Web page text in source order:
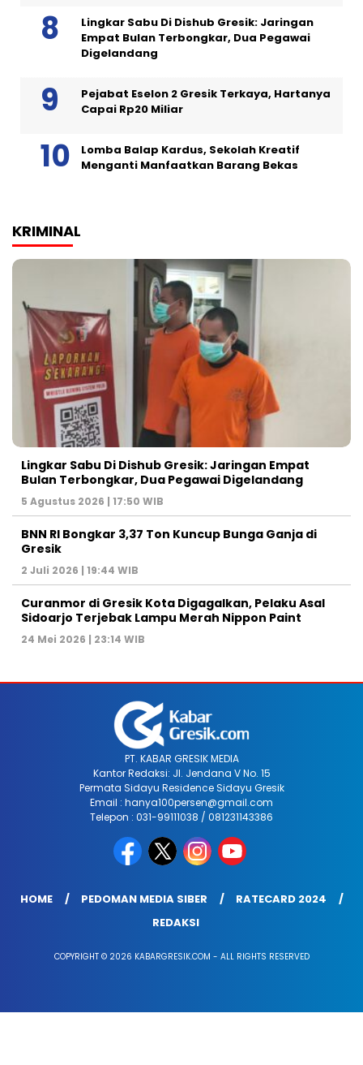
Lingkar Sabu Di Dishub Gresik: Jaringan
Empat Bulan Terbongkar, Dua Pegawai
Digelandang
Pejabat Eselon 2 Gresik Terkaya, Hartanya
Capai Rp20 Miliar
Lomba Balap Kardus, Sekolah Kreatif
Menganti Manfaatkan Barang Bekas
KRIMINAL
Lingkar Sabu Di Dishub Gresik: Jaringan Empat
Bulan Terbongkar, Dua Pegawai Digelandang
5 Agustus 2026 | 17:50 WIB
BNN RI Bongkar 3,37 Ton Kuncup Bunga Ganja di
Gresik
2 Juli 2026 | 19:44 WIB
Curanmor di Gresik Kota Digagalkan, Pelaku Asal
Sidoarjo Terjebak Lampu Merah Nippon Paint
24 Mei 2026 | 23:14 WIB
PT. KABAR GRESIK MEDIA
Kantor Redaksi: Jl. Jendana V No. 15
Permata Sidayu Residence Sidayu Gresik
Email : hanya100persen@gmail.com
Telepon : 031-99111038 / 081231143386
HOME PEDOMAN MEDIA SIBER
RATECARD 2024
REDAKSI
COPYRIGHT © 2026 KABARGRESIK.COM - ALL RIGHTS RESERVED